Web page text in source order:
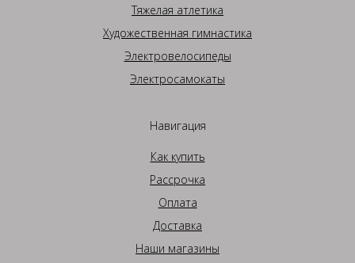
Тяжелая атлетика
Художественная гимнастика
Электровелосипеды
Электросамокаты
Навигация
Как купить
Рассрочка
Оплата
Доставка
Наши магазины